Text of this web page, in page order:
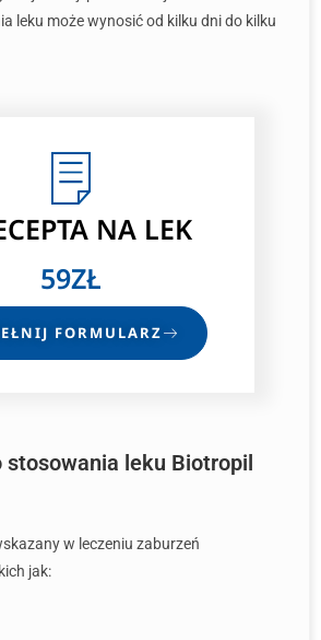
leku może wynosić od kilku dni do kilku
NA LEK
59ZŁ
FORMULARZ
stosowania leku Biotropil
w leczeniu zaburzeń
jak: